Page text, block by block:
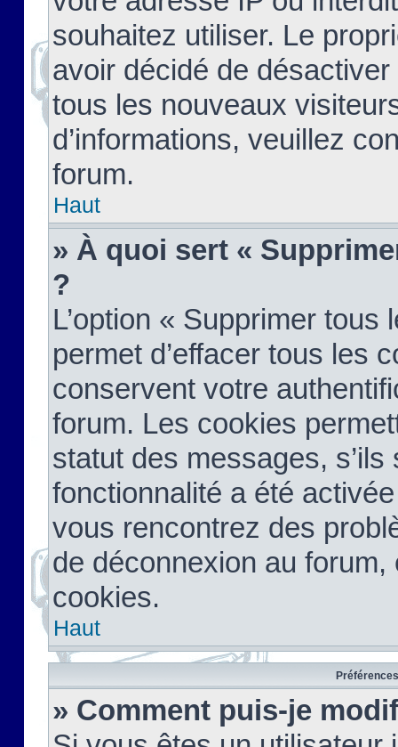
souhaitez utiliser. Le
avoir décidé de
tous les nouveaux
d’informations, veuillez
forum.
Haut
» À quoi sert «
?
L’option « Supprimer
permet d’effacer tous les
conservent votre
forum. Les cookies
statut des messages,
fonctionnalité a été
vous rencontrez des
de déconnexion au
cookies.
Haut
» Comment puis-je